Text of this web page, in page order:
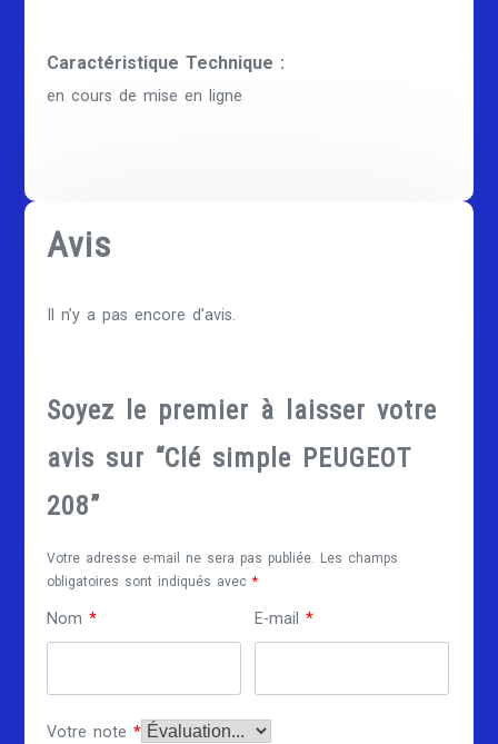
Caractéristique Technique :
en cours de mise en ligne
Avis
Il n’y a pas encore d’avis.
Soyez le premier à laisser votre
avis sur “Clé simple PEUGEOT
208”
Votre adresse e-mail ne sera pas publiée.
Les champs
obligatoires sont indiqués avec*
Nom* E-mail*
Votre note*